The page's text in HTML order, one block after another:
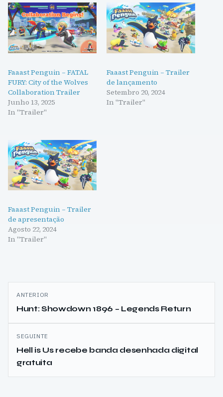
Faaast Penguin – FATAL
FURY: City of the Wolves
Collaboration Trailer
Junho 13, 2025
In "Trailer"
Faaast Penguin – Trailer
de lançamento
Setembro 20, 2024
In "Trailer"
Faaast Penguin – Trailer
de apresentação
Agosto 22, 2024
In "Trailer"
Navegação
de
artigos
ANTERIOR
Hunt: Showdown 1896 – Legends Return
SEGUINTE
Hell is Us recebe banda desenhada digital
gratuita